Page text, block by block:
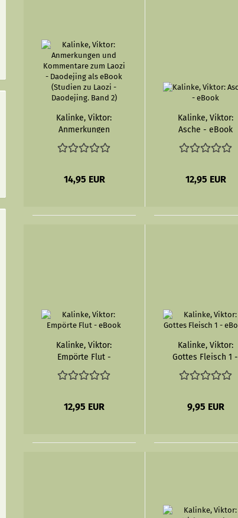
Kalinke, Viktor:
Anmerkungen
und Kommentare
zum Laozi -
eBook (Studien
14,95 EUR
Kalinke, Viktor:
Asche - eBook
12,95 EUR
Kalinke, Viktor:
Empörte Flut -
eBook
12,95 EUR
Kalinke, Viktor:
Gottes Fleisch 1 -
eBook
9,95 EUR